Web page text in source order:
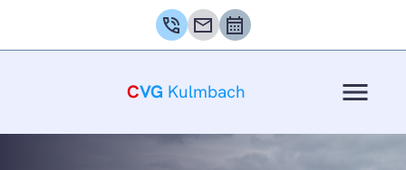
phone_in_talk mail calendar_month
CVG Kulmbach menu